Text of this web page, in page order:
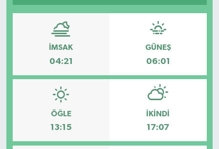
İMSAK
04:21
GÜNEŞ
06:01
ÖĞLE
13:15
İKINDI
17:07
Siyaset
Türkiye